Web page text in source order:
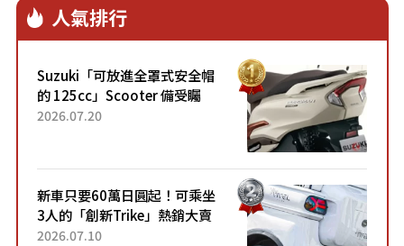
人氣排行
Suzuki「可放進全罩式安全帽
的 125cc」Scooter 備受矚
目！採用全新流線設計與各項
2026.07.20
新車只要60萬日圓起！可乘坐
3人的「創新Trike」熱銷大賣
成為人氣車款！「養車成本真
2026.07.10